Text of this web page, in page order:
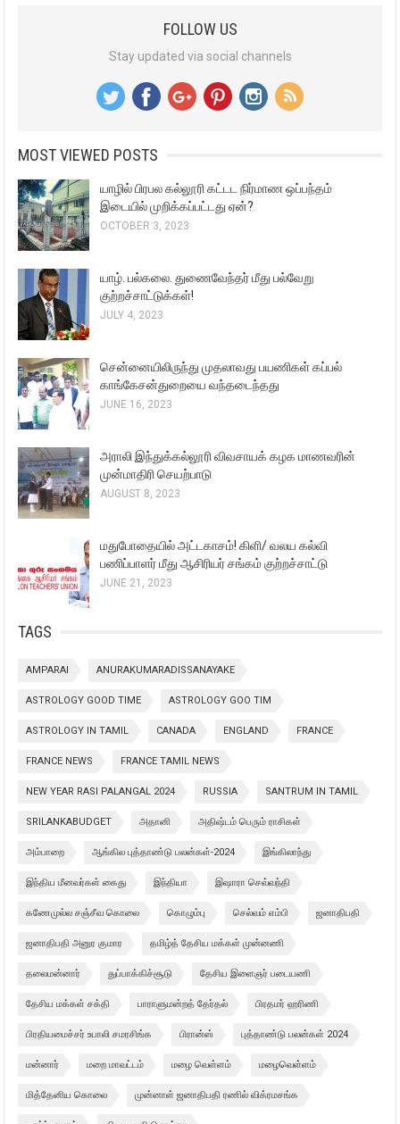
FOLLOW US
Stay updated via social channels
MOST VIEWED POSTS
யாழில் பிரபல கல்லூரி கட்டட நிர்மாண ஒப்பந்தம்
இடையில் முறிக்கப்பட்டது ஏன்?
OCTOBER 3, 2023
யாழ். பல்கலை. துணைவேந்தர் மீது பல்வேறு
குற்றச்சாட்டுக்கள்!
JULY 4, 2023
சென்னையிலிருந்து முதலாவது பயணிகள் கப்பல்
காங்கேசன்துறையை வந்தடைந்தது
JUNE 16, 2023
அராலி இந்துக்கல்லூரி விவசாயக் கழக மாணவரின்
முன்மாதிரி செயற்பாடு
AUGUST 8, 2023
மதுபோதையில் அட்டகாசம்! கிளி/ வலய கல்வி
பணிப்பாளர் மீது ஆசிரியர் சங்கம் குற்றச்சாட்டு
JUNE 21, 2023
TAGS
AMPARAI ANURAKUMARADISSANAYAKE
ASTROLOGY GOOD TIME ASTROLOGY GOO TIM
ASTROLOGY IN TAMIL CANADA ENGLAND FRANCE
FRANCE NEWS FRANCE TAMIL NEWS
NEW YEAR RASI PALANGAL 2024 RUSSIA SANTRUM IN TAMIL
SRILANKABUDGET அதானி அதிஷ்டம் பெரும் ராசிகள்
அம்பாறை ஆங்கில புத்தாண்டு பலன்கள்-2024 இங்கிலாந்து
இந்திய மீனவர்கள் கைது இந்தியா இஷாரா செவ்வந்தி
கணேமுல்ல சஞ்சீவ கொலை கொழும்பு செல்வம் எம்பி ஜனாதிபதி
ஜனாதிபதி அனுர குமார தமிழ்த் தேசிய மக்கள் முன்னணி
தலைமன்னார் துப்பாக்கிச்சூடு தேசிய இளைஞர் படையணி
தேசிய மக்கள் சக்தி பாராளுமன்றத் தேர்தல் பிரதமர் ஹரிணி
பிரதியமைச்சர் உபாலி சமரசிங்க பிரான்ஸ் புத்தாண்டு பலன்கள் 2024
மன்னார் மறை மாவட்டம் மழை வெள்ளம் மழைவெள்ளம்
மித்தேனிய கொலை முன்னாள் ஜனாதிபதி ரணில் விக்ரமசங்க